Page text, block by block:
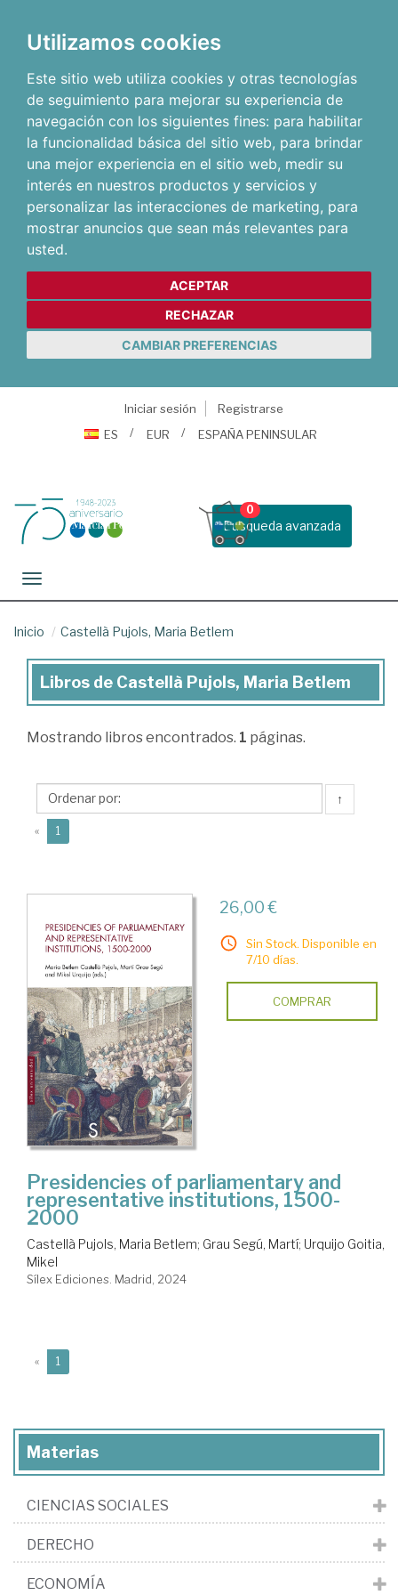
Utilizamos cookies
Este sitio web utiliza cookies y otras tecnologías
de seguimiento para mejorar su experiencia de
navegación con los siguientes fines: para habilitar
la funcionalidad básica del sitio web, para brindar
una mejor experiencia en el sitio web, medir su
interés en nuestros productos y servicios y
personalizar las interacciones de marketing, para
mostrar anuncios que sean más relevantes para
usted.
ACEPTAR
RECHAZAR
CAMBIAR PREFERENCIAS
Iniciar sesión
Registrarse
ES
EUR ESPAÑA PENINSULAR
Busqueda avanzada
0
Toggle navigation
Inicio Castellà Pujols, Maria Betlem
Libros
Castellà
Maria
Betlem
Libros de Castellà Pujols, Maria Betlem
Mostrando libros encontrados. 1 páginas.
↑
« 1
26,00 €
Sin Stock. Disponible en
7/10 días.
COMPRAR
Presidencies of parliamentary and
representative institutions, 1500-
2000
Castellà Pujols, Maria Betlem; Grau Segú, Martí; Urquijo Goitia,
Mikel
Sílex Ediciones. Madrid, 2024
« 1
Materias
CIENCIAS SOCIALES
DERECHO
ECONOMÍA